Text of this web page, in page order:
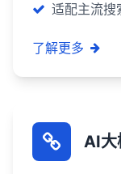
适配主流搜
了解更多
AI大